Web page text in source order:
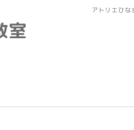
アトリエひな
室